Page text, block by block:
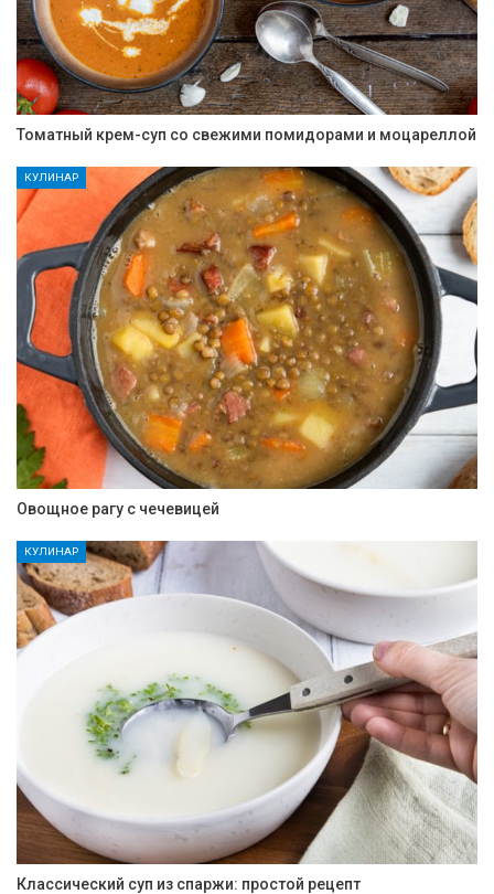
Томатный крем-суп со свежими помидорами и моцареллой
КУЛИНАР
Овощное рагу с чечевицей
КУЛИНАР
Классический суп из спаржи: простой рецепт